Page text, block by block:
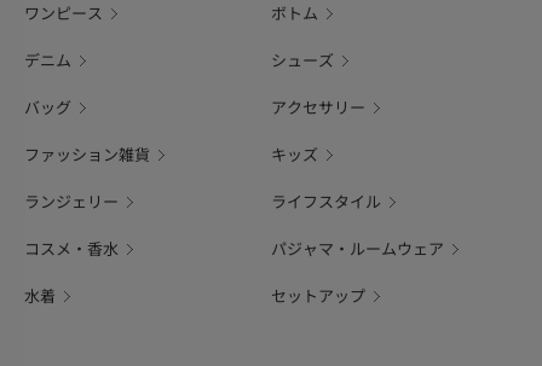
ワンピース ボトム
デニム シューズ
バッグ アクセサリー
ファッション雑貨 キッズ
ランジェリー ライフスタイル
コスメ・香水 パジャマ・ルームウェア
水着 セットアップ